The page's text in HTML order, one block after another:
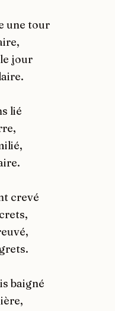
une tour
jour
lié
crevé
baigné